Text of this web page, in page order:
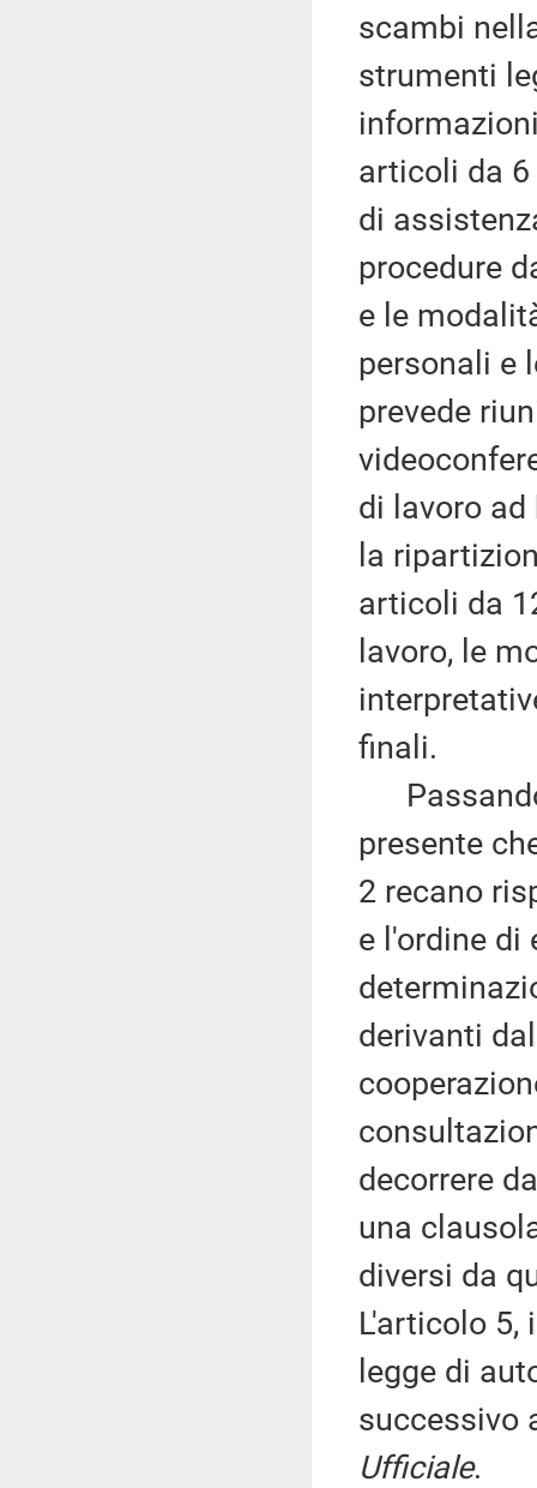
scambi
strumenti
articoli da
di
procedure
e le
personali e
prevede
di lavoro ad
la
articoli da
lavoro, le
finali.
presente
2 recano
e l'ordine di
derivanti
decorrere
una
diversi da
L'articolo 5,
legge di
successivo
Ufficiale.